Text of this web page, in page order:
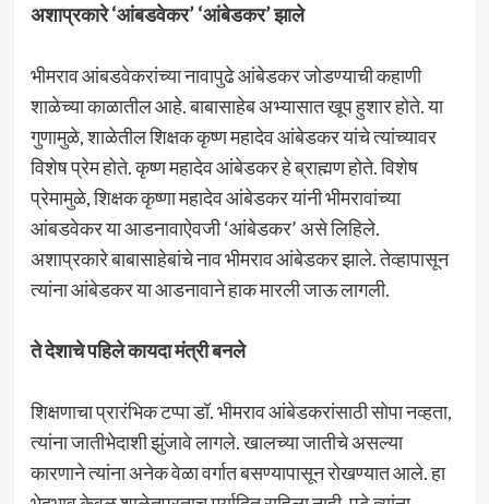
अशाप्रकारे ‘आंबडवेकर’ ‘आंबेडकर’ झाले
भीमराव आंबडवेकरांच्या नावापुढे आंबेडकर जोडण्याची कहाणी
शाळेच्या काळातील आहे. बाबासाहेब अभ्यासात खूप हुशार होते. या
गुणामुळे, शाळेतील शिक्षक कृष्ण महादेव आंबेडकर यांचे त्यांच्यावर
विशेष प्रेम होते. कृष्ण महादेव आंबेडकर हे ब्राह्मण होते. विशेष
प्रेमामुळे, शिक्षक कृष्णा महादेव आंबेडकर यांनी भीमरावांच्या
आंबडवेकर या आडनावाऐवजी ‘आंबेडकर’ असे लिहिले.
अशाप्रकारे बाबासाहेबांचे नाव भीमराव आंबेडकर झाले. तेव्हापासून
त्यांना आंबेडकर या आडनावाने हाक मारली जाऊ लागली.
ते देशाचे पहिले कायदा मंत्री बनले
शिक्षणाचा प्रारंभिक टप्पा डॉ. भीमराव आंबेडकरांसाठी सोपा नव्हता,
त्यांना जातीभेदाशी झुंजावे लागले. खालच्या जातीचे असल्या
कारणाने त्यांना अनेक वेळा वर्गात बसण्यापासून रोखण्यात आले. हा